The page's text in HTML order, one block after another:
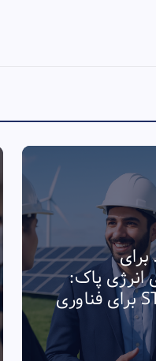
برای
انرژی پاک:
راهنمای STEP برای فناوری